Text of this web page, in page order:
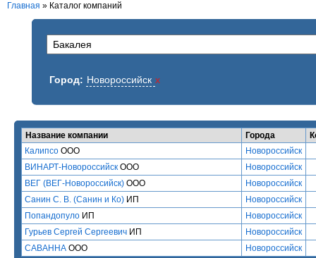
Главная » Каталог компаний
Город: Новороссийск x
Название компании Города
Калипсо ООО
Новороссийск
ВИНАРТ-Новороссийск ООО
Новороссийск
ВЕГ (ВЕГ-Новороссийск) ООО
Новороссийск
Санин С. В. (Санин и Ко) ИП
Новороссийск
Попандопуло ИП
Новороссийск
Гурьев Сергей Сергеевич ИП
Новороссийск
САВАННА ООО Новороссийск